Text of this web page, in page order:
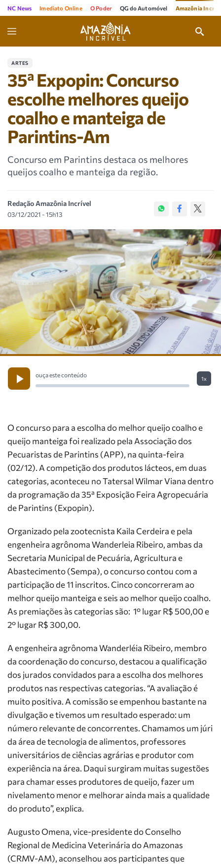
NC News Imediato Online O Poder QG do Automóvel Amazônia
ARTES
35ª Expopin: Concurso
escolhe melhores queijo
coalho e manteiga de
Parintins-Am
Concurso em Parintins destaca os melhores
queijos coalho e manteiga da região.
Redação Amazônia Incrível
03/12/2021 - 15h13
ouça este conteúdo
1x
O concurso para a escolha do melhor queijo coalho e
queijo manteiga foi realizado pela Associação dos
Pecuaristas de Parintins (APP), na quinta-feira
(02/12). A competição dos produtos lácteos, em duas
categorias, aconteceu no Tatersal Wilmar Viana dentro
da programação da 35ª Exposição Feira Agropecuária
de Parintins (Expopin).
Organizado pela zootecnista Kaila Cerdeira e pela
engenheira agrônoma Wanderleia Ribeiro, ambas da
Secretaria Municipal de Pecuária, Agricultura e
Abastecimento (Sempa), o concurso contou com a
participação de 11 inscritos. Cinco concorreram ao
melhor queijo manteiga e seis ao melhor queijo coalho.
As premiações às categorias são: 1° lugar R$ 500,00 e
2° lugar R$ 300,00.
A engenheira agrônoma Wanderléia Ribeiro, membro
da coordenação do concurso, destacou a qualificação
dos jurados convidados para a escolha dos melhores
produtos nas respectivas categorias. “A avaliação é
muito positiva. A comissão se empenhou bastante na
divulgação e tivemos um resultado esperado: um
número relevante de concorrentes. Chamamos um júri
da área de tecnologia de alimentos, professores
universitários de ciências agrárias e produtor com
experiência na área. Daqui surgiram muitas sugestões
para chamar esses produtores de queijo, fazer um
nivelamento menor e melhorar ainda mais a qualidade
do produto”, explica.
Augusto Omena, vice-presidente do Conselho
Regional de Medicina Veterinária do Amazonas
(CRMV-AM), aconselhou aos participantes que